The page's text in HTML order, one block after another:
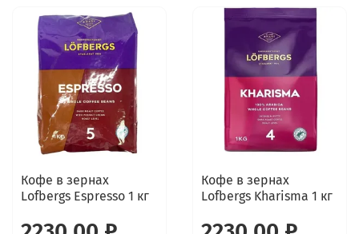
Кофе в зернах
Lofbergs Espresso 1 кг
Кофе в зернах
Lofbergs Kharisma 1 кг